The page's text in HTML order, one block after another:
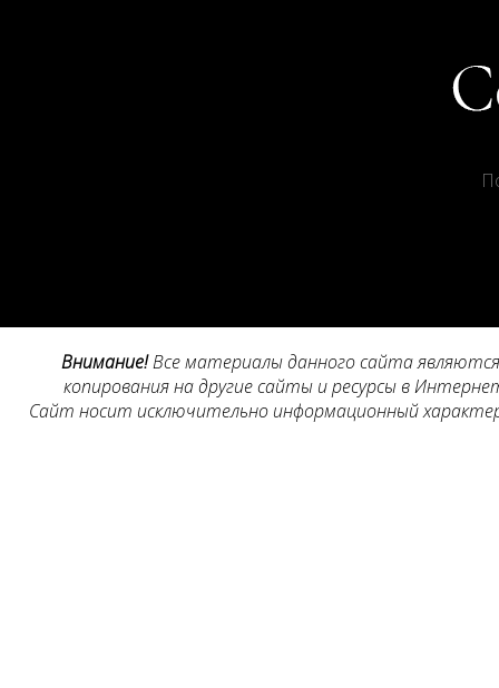
Внимание!Все материалы данного сайта
копирования на другие сайты и ресурсы в
Сайт носит исключительно информационный